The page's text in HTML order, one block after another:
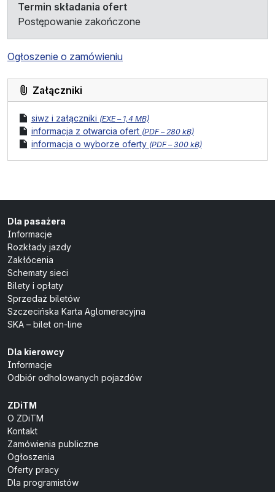
Termin składania ofert
Postępowanie zakończone
Ogłoszenie o zamówieniu
Załączniki
plik
siwz i załączniki (format pliku:
EXE – rozmiar pliku:
1,4 MB)
plik
informacja z otwarcia ofert (format pliku:
PDF – rozmiar pliku:
280 kB)
plik
informacja o wyborze oferty (format pliku:
PDF – rozmiar pliku:
300 kB)
Dla pasażera
Informacje
Rozkłady jazdy
Zakłócenia
Schematy sieci
Bilety i opłaty
Sprzedaż biletów
Szczecińska Karta Aglomeracyjna
SKA – bilet on-line
Dla kierowcy
Informacje
Odbiór odholowanych pojazdów
ZDiTM
O ZDiTM
Kontakt
Zamówienia publiczne
Ogłoszenia
Oferty pracy
Dla programistów